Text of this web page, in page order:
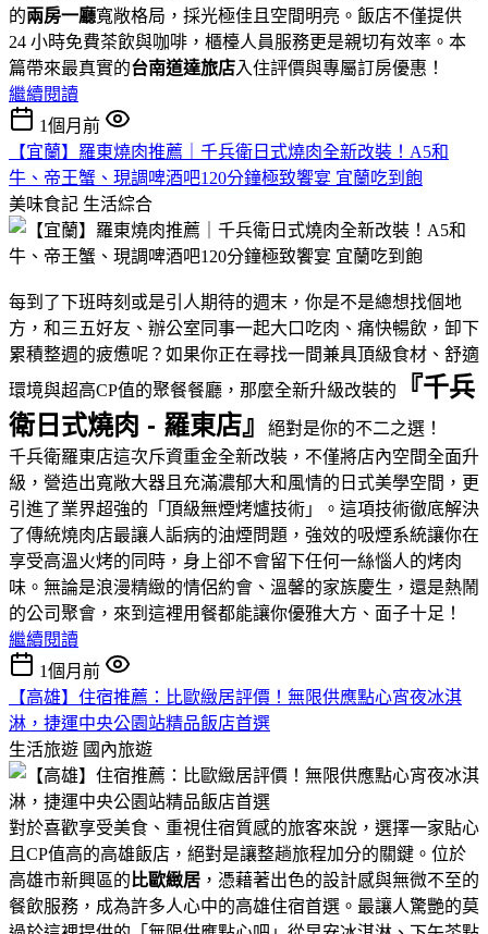
的兩房一廳寬敞格局，採光極佳且空間明亮。飯店不僅提供
24 小時免費茶飲與咖啡，櫃檯人員服務更是親切有效率。本
篇帶來最真實的台南道達旅店入住評價與專屬訂房優惠！
繼續閱讀
1個月前
【宜蘭】羅東燒肉推薦｜千兵衛日式燒肉全新改裝！A5和
牛、帝王蟹、現調啤酒吧120分鐘極致饗宴 宜蘭吃到飽
美味食記 生活綜合
每到了下班時刻或是引人期待的週末，你是不是總想找個地
方，和三五好友、辦公室同事一起大口吃肉、痛快暢飲，卸下
累積整週的疲憊呢？如果你正在尋找一間兼具頂級食材、舒適
環境與超高CP值的聚餐餐廳，那麼全新升級改裝的
『千兵
衛日式燒肉 - 羅東店』
絕對是你的不二之選！
千兵衛羅東店這次斥資重金全新改裝，不僅將店內空間全面升
級，營造出寬敞大器且充滿濃郁大和風情的日式美學空間，更
引進了業界超強的「頂級無煙烤爐技術」。這項技術徹底解決
了傳統燒肉店最讓人詬病的油煙問題，強效的吸煙系統讓你在
享受高溫火烤的同時，身上卻不會留下任何一絲惱人的烤肉
味。無論是浪漫精緻的情侶約會、溫馨的家族慶生，還是熱鬧
的公司聚會，來到這裡用餐都能讓你優雅大方、面子十足！
繼續閱讀
1個月前
【高雄】住宿推薦：比歐緻居評價！無限供應點心宵夜冰淇
淋，捷運中央公園站精品飯店首選
生活旅遊 國內旅遊
對於喜歡享受美食、重視住宿質感的旅客來說，選擇一家貼心
且CP值高的高雄飯店，絕對是讓整趟旅程加分的關鍵。位於
高雄市新興區的 比歐緻居 ，憑藉著出色的設計感與無微不至的
餐飲服務，成為許多人心中的高雄住宿首選。最讓人驚艷的莫